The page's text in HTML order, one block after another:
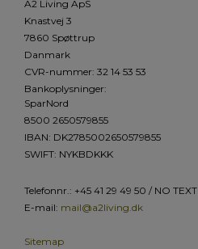
A2 Living ApS
Knastvej 3
7860 Spøttrup
Danmark
CVR-nummer: 32 14 53 53
Bankoplysninger:
SparNord
8500 2650579855
IBAN: DK2785002650579855
SWIFT: NYKBDKKK
Telefonnr.: +45 41 29 49 50 / NO TEXT
E-mail: mail@a2living.dk
Sitemap